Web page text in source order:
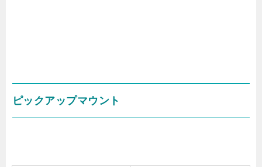
ピックアップマウント